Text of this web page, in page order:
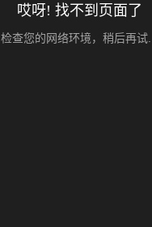
哎呀! 找不到页面了
检查您的网络环境，稍后再试...